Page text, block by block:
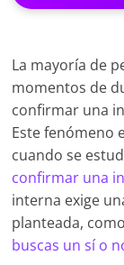
La mayoría de
momentos de
confirmar una
Este fenómeno
cuando se
confirmar una
interna exige
planteada,
buscas un sí o